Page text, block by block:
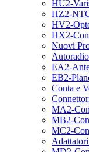
HU2-
HZ2-
HV2-
HX2-
Nuovi
EA2-
EB2-
Conta e
MA2-
MB2-
MC2-